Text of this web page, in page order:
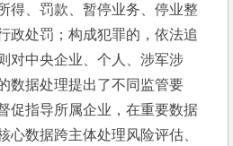
得、罚款、暂停业务、停业整
政处罚；构成犯罪的，依法追
对中央企业、个人、涉军涉
数据处理提出了不同监管要
促指导所属企业，在重要数据
心数据跨主体处理风险评估、